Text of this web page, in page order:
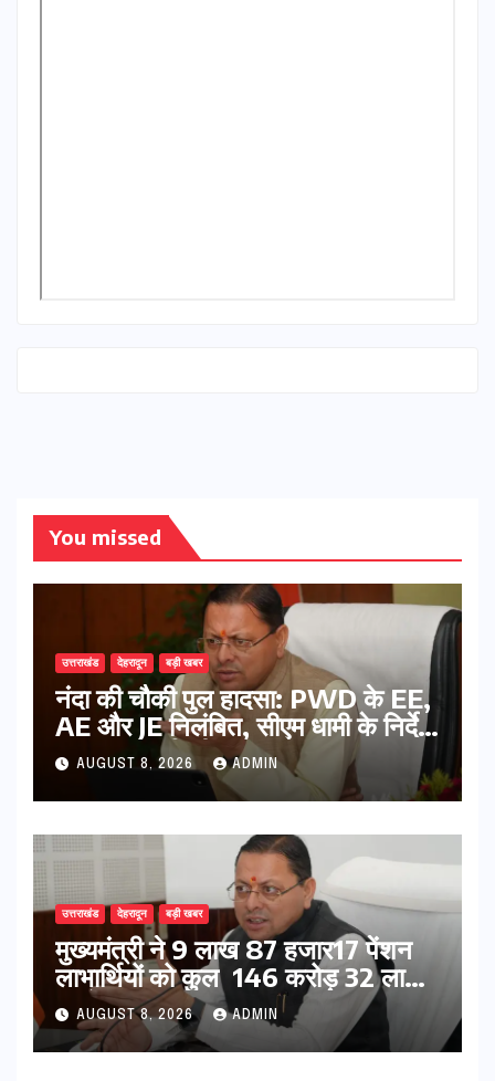
You missed
उत्तराखंड देहरादून बड़ी खबर
नंदा की चौकी पुल हादसा: PWD के EE,
AE और JE निलंबित, सीएम धामी के निर्देश
पर सख्त कार्रवाई
AUGUST 8, 2026 ADMIN
उत्तराखंड देहरादून बड़ी खबर
मुख्यमंत्री ने 9 लाख 87 हजार17 पेंशन
लाभार्थियों को कुल 146 करोड़ 32 लाख
की पेंशन राशि का किया भुगतान
AUGUST 8, 2026 ADMIN